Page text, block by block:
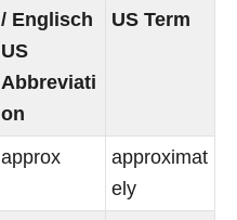
/ Englisch
US
Abbreviati
on
US Term
approx
approximat
ely